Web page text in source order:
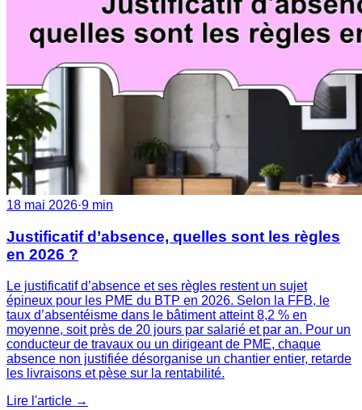
18 mai 2026·9 min
Justificatif d’absence, quelles sont les règles
en 2026 ?
Le justificatif d’absence et ses règles restent un sujet
épineux pour les PME du BTP en 2026. Selon la FFB, le
taux d’absentéisme dans le bâtiment atteint 8,2 % en
moyenne, soit près de 20 jours par salarié et par an. Pour un
conducteur de travaux ou un dirigeant de PME, chaque
absence non justifiée désorganise un chantier entier, retarde
les livraisons et pèse sur la rentabilité.
Lire l'article →